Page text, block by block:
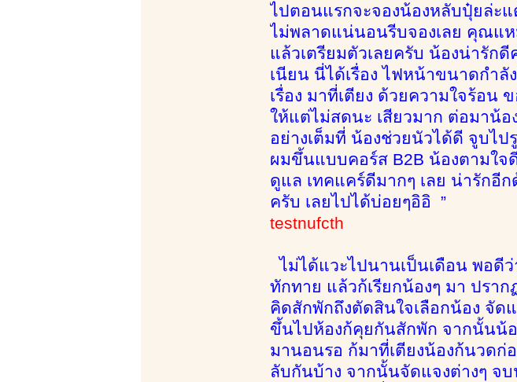
ไปตอนแรกจะจองน้องหลับปุ๋ยล่ะ
ไม่พลาดแน่นอนรีบจองเลย คุณแห
แล้วเตรียมตัวเลยครับ น้องน่ารัก
เนียน นี่ได้เรื่อง ไฟหน้าขนาดกำลั
เรื่อง มาที่เตียง ด้วยความใจร้อ
ให้แต่ไม่สดนะ เสียวมาก ต่อมาน้
อย่างเต็มที่ น้องช่วยนัวได้ดี จูบไ
ผมขึ้นแบบคอร์ส B2B น้องตามใ
ดูแล เทคแคร์ดีมากๆ เลย น่ารัก
ครับ เลยไปได้บ่อยๆอิอิ ”
testnufcth
ไม่ได้แวะไปนานเป็นเดือน พอดี
ทักทาย แล้วก้เรียกน้องๆ มา ปรา
คิดสักพักถึงตัดสินใจเลือกน้อง จั
ขึ้นไปห้องก้คุยกันสักพัก จากนั้นน้
มานอนรอ ก้มาที่เตียงน้องก้นวด
ลับกันบ้าง จากนั้นจัดแจงต่างๆ จ